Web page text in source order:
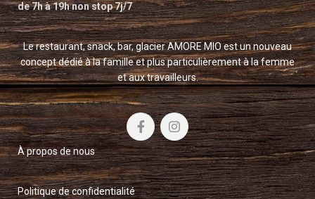
de 7h à 19h non stop 7j/7
Le restaurant, snack, bar, glacier AMORE MIO est un nouveau
concept dédié à la famille et plus particulièrement à la femme
et aux travailleurs.
À propos de nous
Politique de confidentialité